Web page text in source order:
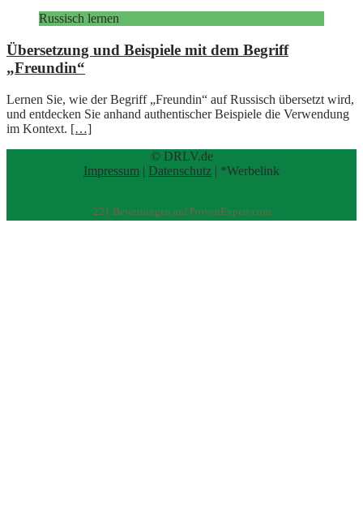
Russisch lernen
Übersetzung und Beispiele mit dem Begriff
„Freundin“
Lernen Sie, wie der Begriff „Freundin“ auf Russisch übersetzt wird,
und entdecken Sie anhand authentischer Beispiele die Verwendung
im Kontext. […]
© DRLV.de
Impressum | Datenschutz | *Werbelink
221 Bewertungen auf ProvenExpert.com